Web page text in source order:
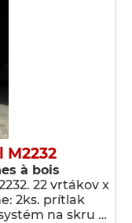
à bois
22 vrtákov x
2ks. prítlak
na skru …